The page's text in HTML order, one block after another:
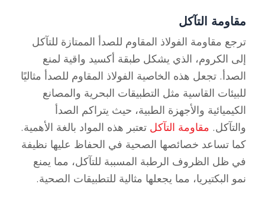
مقاومة التآكل
ترجع مقاومة الفولاذ المقاوم للصدأ الممتازة للتآكل
إلى الكروم، الذي يشكل طبقة أكسيد واقية لمنع
الصدأ. تجعل هذه الخاصية الفولاذ المقاوم للصدأ مثاليًا
للبيئات القاسية مثل التطبيقات البحرية والمصانع
الكيميائية والأجهزة الطبية، حيث يتراكم الصدأ
والتآكل. مقاومة التآكل تعتبر هذه المواد بالغة الأهمية.
كما تساعد خصائصها الصحية في الحفاظ عليها نظيفة
في ظل الظروف الرطبة المسببة للتآكل، مما يمنع
نمو البكتيريا، مما يجعلها مثالية للتطبيقات الصحية.